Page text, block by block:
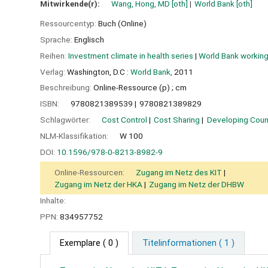
Mitwirkende(r): Wang, Hong, MD [oth] World Bank [oth]
Ressourcentyp: Buch (Online)
Sprache: Englisch
Reihen: Investment climate in health series | World Bank
Verlag: Washington, D.C : World Bank, 2011
Beschreibung: Online-Ressource (p) ; cm
ISBN:
9780821389539
9780821389829
Schlagwörter:
Cost Control Cost Sharing
Developing
NLM-Klassifikation:
W 100
DOI: 10.1596/978-0-8213-8982-9
Online-Ressourcen:
Zugang im Netz des KIT
Zugang im Netz der HKA
Zugang im Netz der DHBW
Inhalte:
PPN: 834957752
Exemplare ( 0 ) Titelinformationen ( 1 )